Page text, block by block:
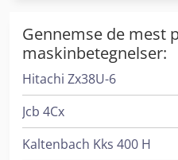
Gennemse de mest
maskinbetegnelser:
Hitachi Zx38U-6
Jcb 4Cx
Kaltenbach Kks 400 H